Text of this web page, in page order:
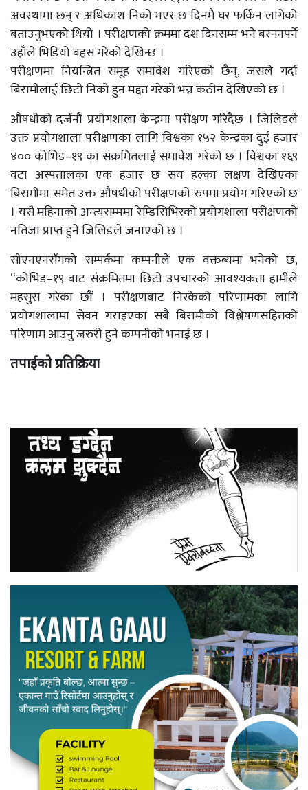
अवस्थामा छन् र अधिकांश निको भएर छ दिनमै घर फर्किन लागेको
बताउनुभएको थियो । परीक्षणको क्रममा दश दिनसम्म भने बस्ननपर्ने
उहाँले भिडियो बहस गरेको देखिन्छ ।
परीक्षणमा नियन्त्रित समूह समावेश गरिएको छैन्, जसले गर्दा
बिरामीलाई छिटो निको हुन मद्दत गरेको भन्न कठीन देखिएको छ ।
औषधीको दर्जनौं प्रयोगशाला केन्द्रमा परीक्षण गरिदैछ । जिलिडले
उक्त प्रयोगशाला परीक्षणका लागि विश्वका १५२ केन्द्रका दुई हजार
४०० कोभिड–१९ का संक्रमितलाई समावेश गरेको छ । विश्वका १६९
वटा अस्पतालका एक हजार छ सय हल्का लक्षण देखिएका
बिरामीमा समेत उक्त औषधीको परीक्षणको रुपमा प्रयोग गरिएको छ
। यसै महिनाको अन्त्यसम्ममा रेम्डिसिभिरको प्रयोगशाला परीक्षणको
नतिजा प्राप्त हुने जिलिडले जनाएको छ ।
सीएनएनसँगको सम्पर्कमा कम्पनीले एक वक्तब्यमा भनेको छ,
“कोभिड–१९ बाट संक्रमितमा छिटो उपचारको आवश्यकता हामीले
महसुस गरेका छौं । परीक्षणबाट निस्केको परिणामका लागि
प्रयोगशालामा सेवन गराइएका सबै बिरामीको विश्लेषणसहितको
परिणाम आउनु जरुरी हुने कम्पनीको भनाई छ ।
तपाईको प्रतिक्रिया